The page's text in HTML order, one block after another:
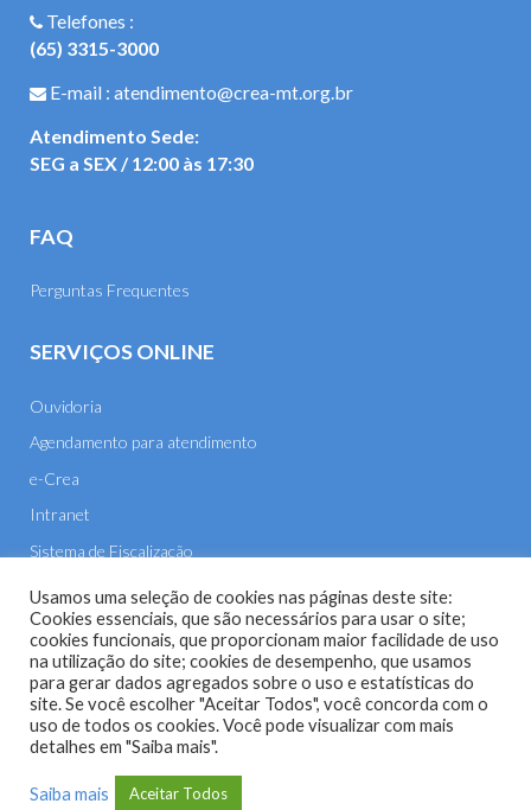
Telefones :
(65) 3315-3000
E-mail : atendimento@crea-mt.org.br
Atendimento Sede:
SEG a SEX / 12:00 às 17:30
FAQ
Perguntas Frequentes
SERVIÇOS ONLINE
Ouvidoria
Agendamento para atendimento
e-Crea
Intranet
Sistema de Fiscalização
E-mail
Site do Conselho Regional de Engenharia e Agronomia de
Usamos uma seleção de cookies nas páginas deste site:
Cookies essenciais, que são necessários para usar o site;
cookies funcionais, que proporcionam maior facilidade de uso
na utilização do site; cookies de desempenho, que usamos
para gerar dados agregados sobre o uso e estatísticas do
site. Se você escolher "Aceitar Todos", você concorda com o
uso de todos os cookies. Você pode visualizar com mais
detalhes em "Saiba mais".
Saiba mais Aceitar Todos